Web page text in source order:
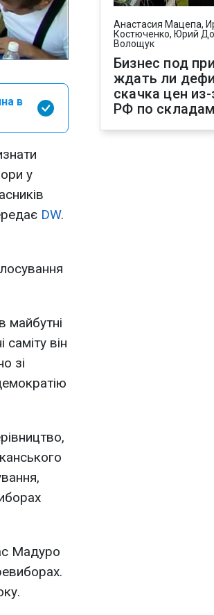
в
у
DW.
він
зі
Мадуро
Анастасия Мацепа,
Костюченко, Юрий
Волощук
Бизнес под
ждать ли
скачка цен
РФ по складам